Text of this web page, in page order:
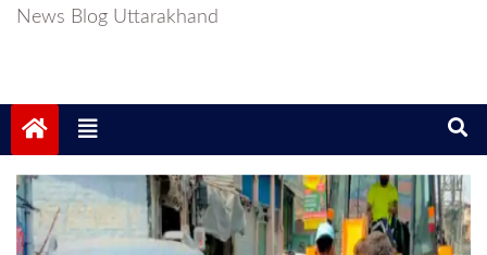
News Blog Uttarakhand